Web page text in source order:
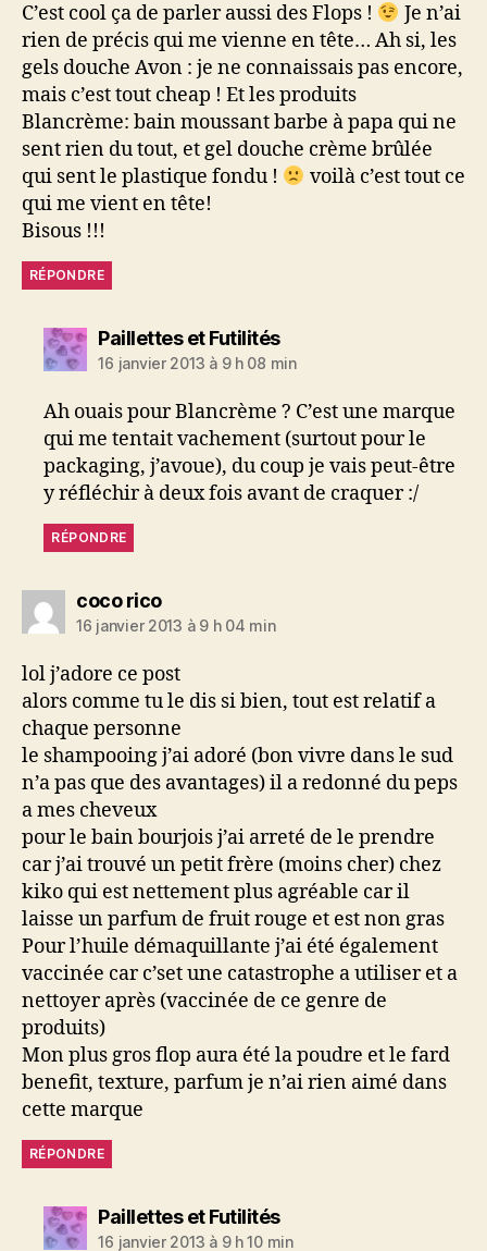
C’est cool ça de parler aussi des Flops !
Je n’ai
rien de précis qui me vienne en tête… Ah si, les
gels douche Avon : je ne connaissais pas encore,
mais c’est tout cheap ! Et les produits
Blancrème: bain moussant barbe à papa qui ne
sent rien du tout, et gel douche crème brûlée
qui sent le plastique fondu !
voilà c’est tout ce
qui me vient en tête!
Bisous !!!
RÉPONDRE
Paillettes et Futilitésdit :
16 janvier 2013 à 9 h 08 min
Ah ouais pour Blancrème ? C’est une marque
qui me tentait vachement (surtout pour le
packaging, j’avoue), du coup je vais peut-être
y réfléchir à deux fois avant de craquer :/
RÉPONDRE
coco ricodit :
16 janvier 2013 à 9 h 04 min
lol j’adore ce post
alors comme tu le dis si bien, tout est relatif a
chaque personne
le shampooing j’ai adoré (bon vivre dans le sud
n’a pas que des avantages) il a redonné du peps
a mes cheveux
pour le bain bourjois j’ai arreté de le prendre
car j’ai trouvé un petit frère (moins cher) chez
kiko qui est nettement plus agréable car il
laisse un parfum de fruit rouge et est non gras
Pour l’huile démaquillante j’ai été également
vaccinée car c’set une catastrophe a utiliser et a
nettoyer après (vaccinée de ce genre de
produits)
Mon plus gros flop aura été la poudre et le fard
benefit, texture, parfum je n’ai rien aimé dans
cette marque
RÉPONDRE
Paillettes et Futilitésdit :
16 janvier 2013 à 9 h 10 min